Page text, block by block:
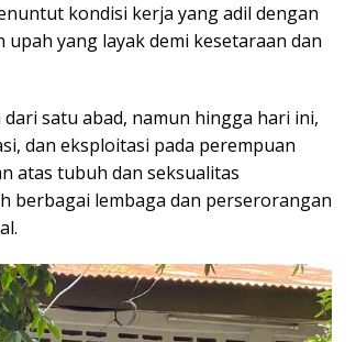
kondisi kerja yang adil dengan
yang layak demi kesetaraan dan
satu abad, namun hingga hari ini,
dan eksploitasi pada perempuan
atas tubuh dan seksualitas
berbagai lembaga dan perserorangan